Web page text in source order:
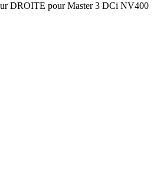
DROITE pour Master 3 DCi NV400